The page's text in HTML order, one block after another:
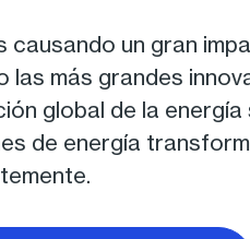
causando un gran
las más grandes
global de la
de energía